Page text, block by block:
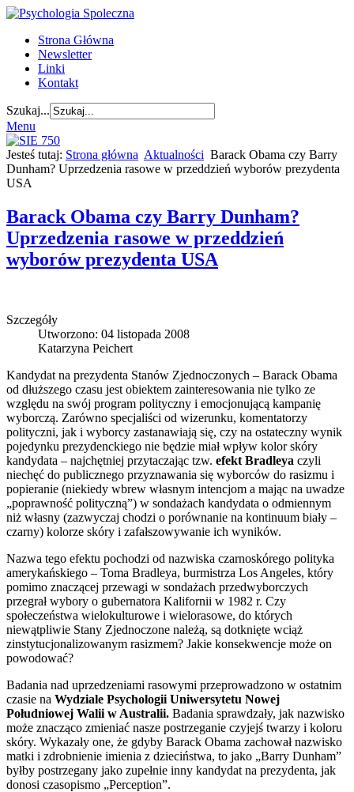
Strona Główna
Newsletter
Linki
Kontakt
Szukaj...
Menu
Jesteś tutaj: Strona główna Aktualności Barack Obama czy Barry
Dunham? Uprzedzenia rasowe w przeddzień wyborów prezydenta
USA
Barack Obama czy Barry Dunham?
Uprzedzenia rasowe w przeddzień
wyborów prezydenta USA
Szczegóły
Utworzono: 04 listopada 2008
Katarzyna Peichert
Kandydat na prezydenta Stanów Zjednoczonych – Barack Obama
od dłuższego czasu jest obiektem zainteresowania nie tylko ze
względu na swój program polityczny i emocjonującą kampanię
wyborczą. Zarówno specjaliści od wizerunku, komentatorzy
polityczni, jak i wyborcy zastanawiają się, czy na ostateczny wynik
pojedynku prezydenckiego nie będzie miał wpływ kolor skóry
kandydata – najchętniej przytaczając tzw. efekt Bradleya czyli
niechęć do publicznego przyznawania się wyborców do rasizmu i
popieranie (niekiedy wbrew własnym intencjom a mając na uwadze
„poprawność polityczną”) w sondażach kandydata o odmiennym
niż własny (zazwyczaj chodzi o porównanie na kontinuum biały –
czarny) kolorze skóry i zafałszowywanie ich wyników.
Nazwa tego efektu pochodzi od nazwiska czarnoskórego polityka
amerykańskiego – Toma Bradleya, burmistrza Los Angeles, który
pomimo znaczącej przewagi w sondażach przedwyborczych
przegrał wybory o gubernatora Kalifornii w 1982 r. Czy
społeczeństwa wielokulturowe i wielorasowe, do których
niewątpliwie Stany Zjednoczone należą, są dotknięte wciąż
zinstytucjonalizowanym rasizmem? Jakie konsekwencje może on
powodować?
Badania nad uprzedzeniami rasowymi przeprowadzono w ostatnim
czasie na Wydziale Psychologii Uniwersytetu Nowej
Południowej Walii w Australii. Badania sprawdzały, jak nazwisko
może znacząco zmieniać nasze postrzeganie czyjejś twarzy i koloru
skóry. Wykazały one, że gdyby Barack Obama zachował nazwisko
matki i zdrobnienie imienia z dzieciństwa, to jako „Barry Dunham”
byłby postrzegany jako zupełnie inny kandydat na prezydenta, jak
donosi czasopismo „Perception”.